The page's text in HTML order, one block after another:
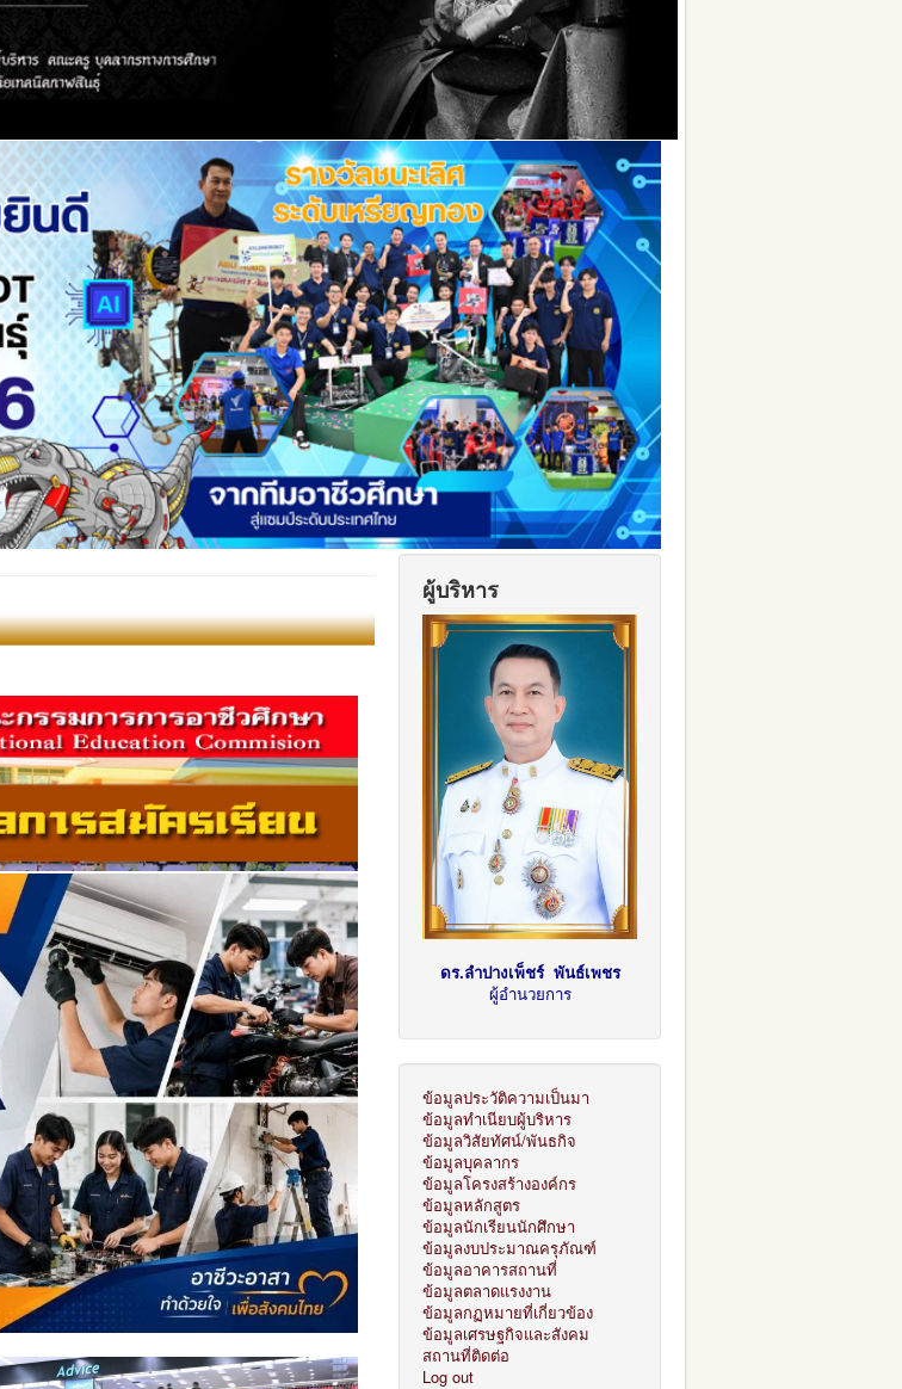
ผู้บริหาร
ดร.ลำปางเพ็ชร์ พันธ์เพชร
ผู้อำนวยการ
ข้อมูลประวัติความเป็นมา
ข้อมูลทำเนียบผู้บริหาร
ข้อมูลวิสัยทัศน์/พันธกิจ
ข้อมูลบุคลากร
ข้อมูลโครงสร้างองค์กร
ข้อมูลหลักสูตร
ข้อมูลนักเรียนนักศึกษา
ข้อมูลงบประมาณครุภัณฑ์
ข้อมูลอาคารสถานที่
ข้อมูลตลาดแรงงาน
ข้อมูลกฏหมายที่เกี่ยวข้อง
ข้อมูลเศรษฐกิจและสังคม
สถานที่ติดต่อ
Log out